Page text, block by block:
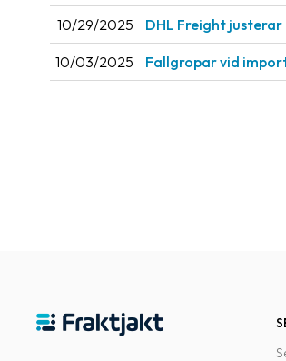
10/29/2025 DHL Freight
10/03/2025 Fallgropar vid